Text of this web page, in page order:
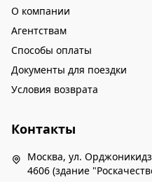
О компании
Агентствам
Способы оплаты
Документы для поездки
Условия возврата
Контакты
Москва, ул.
4606 (здание